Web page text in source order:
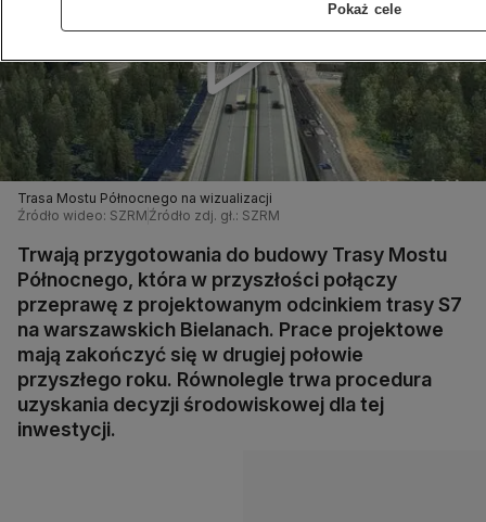
Trasa Mostu Północnego na wizualizacji
Źródło wideo: SZRM Źródło zdj. gł.: SZRM
Trwają przygotowania do budowy Trasy Mostu
Północnego, która w przyszłości połączy
przeprawę z projektowanym odcinkiem trasy S7
na warszawskich Bielanach. Prace projektowe
mają zakończyć się w drugiej połowie
przyszłego roku. Równolegle trwa procedura
uzyskania decyzji środowiskowej dla tej
inwestycji.
Pokaż cele